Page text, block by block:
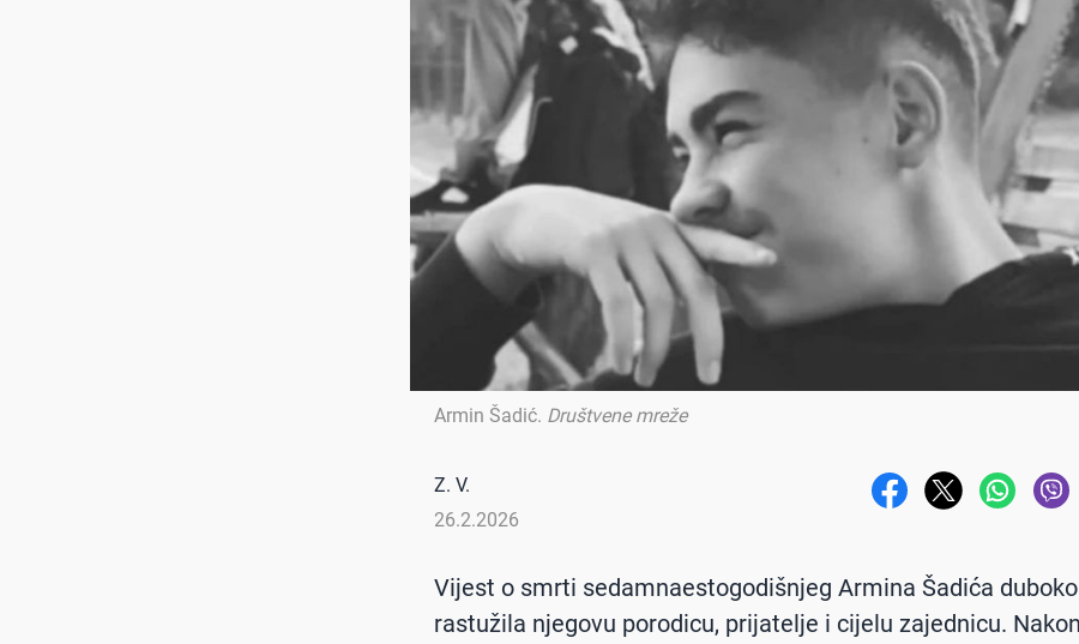
Armin Šadić. Društvene mreže
Z. V.
26.2.2026
Vijest o smrti sedamnaestogodišnjeg Armina Šadića
rastužila njegovu porodicu, prijatelje i cijelu zajednicu.